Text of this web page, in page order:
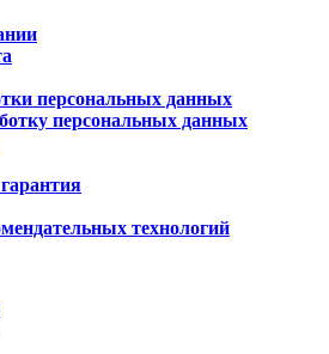
персональных данных
персональных данных
технологий